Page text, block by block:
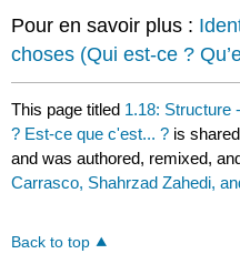
Pour en savoir plus :
choses (Qui est-ce ?
This page titled 1.18: Structure
? Est-ce que c'est... ? is
and was authored, remixed,
Carrasco, Shahrzad Zahedi,
Back to top